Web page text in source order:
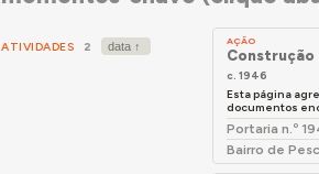
presentes
algumas
originais.
De acordo
longo das
ATIVIDADES 2 AÇÃO
Construção
c. 1946
Esta página
documentos
Portaria n.º
Bairro de